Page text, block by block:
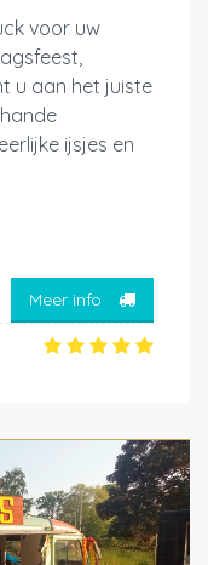
voor uw
u aan het juiste
ijsjes en
Meer info